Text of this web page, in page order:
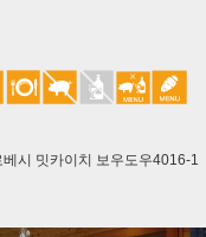
시 밋카이치 보우도우4016-1